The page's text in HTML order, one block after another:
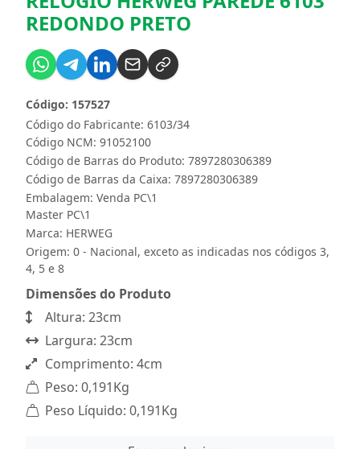
REDONDO PRETO
Código do Fabricante: 6103/34
Código: 157527
Código NCM: 91052100
Código de Barras do Produto: 7897280306389
Código de Barras da Caixa: 7897280306389
Embalagem: Venda PC\1
Master PC\1
Marca: HERWEG
Origem: 0 - Nacional, exceto as indicadas nos códigos 3,
4, 5 e 8
Dimensões do Produto
Altura: 23cm
Largura: 23cm
Comprimento: 4cm
Peso: 0,191Kg
Peso Líquido: 0,191Kg